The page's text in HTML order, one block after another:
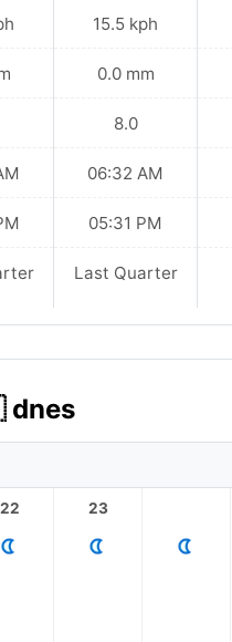
15.5 kph
0.0 mm
8.0
06:32 AM
05:31 PM
Last Quarter
dnes
22 23